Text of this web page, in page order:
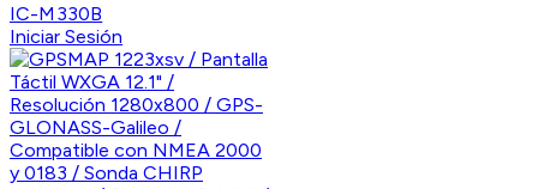
IC-M330B
Iniciar Sesión